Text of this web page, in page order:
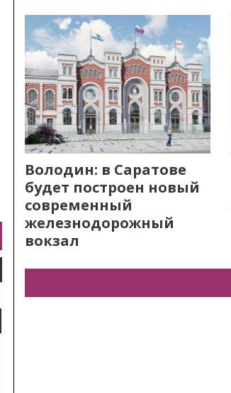
Володин: в Саратове
будет построен новый
современный
железнодорожный
вокзал